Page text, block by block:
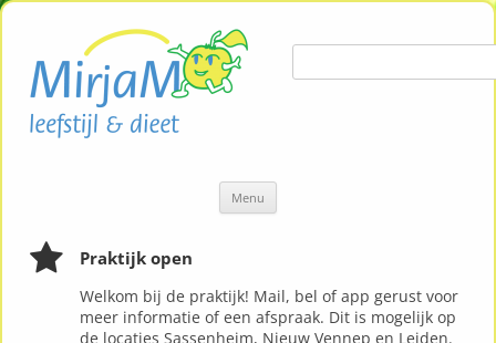
Zoeken naar:
Menu
Praktijk open
Welkom bij de praktijk! Mail, bel of app gerust voor
meer informatie of een afspraak. Dit is mogelijk op
de locaties Sassenheim, Nieuw Vennep en Leiden.